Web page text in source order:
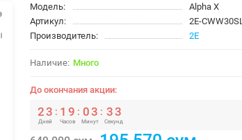
Модель:
Alpha X
Артикул:
2E-CWW30SL
Производитель:
2E
Много
До окончания акции:
23
Дней
: 1 9
Часов
: 03
Минут
: 33
Секунд